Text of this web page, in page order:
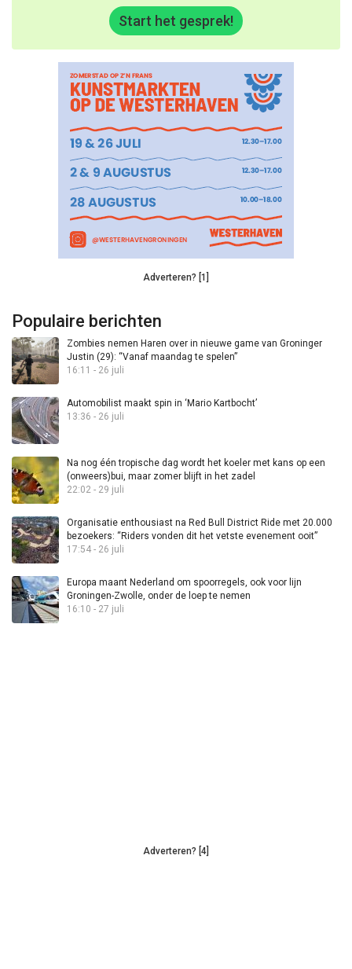
Start het gesprek!
Adverteren? [1]
Populaire berichten
Zombies nemen Haren over in nieuwe game van Groninger
Justin (29): “Vanaf maandag te spelen”
16:11 - 26 juli
Automobilist maakt spin in ‘Mario Kartbocht’
13:36 - 26 juli
Na nog één tropische dag wordt het koeler met kans op een
(onweers)bui, maar zomer blijft in het zadel
22:02 - 29 juli
Organisatie enthousiast na Red Bull District Ride met 20.000
bezoekers: “Riders vonden dit het vetste evenement ooit”
17:54 - 26 juli
Europa maant Nederland om spoorregels, ook voor lijn
Groningen-Zwolle, onder de loep te nemen
16:10 - 27 juli
Adverteren? [4]